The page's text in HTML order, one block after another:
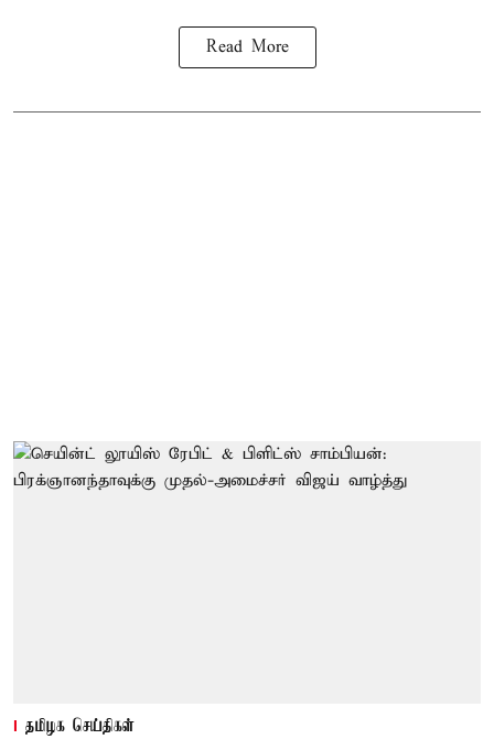
Read More
தமிழக செய்திகள்